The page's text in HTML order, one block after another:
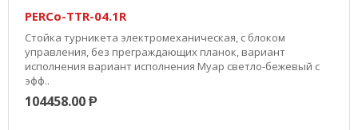
PERCo-TTR-04.1R
Стойка турникета электромеханическая, с блоком
управления, без преграждающих планок, вариант
исполнения вариант исполнения Муар светло-бежевый с
эфф..
104458.00 Ᵽ